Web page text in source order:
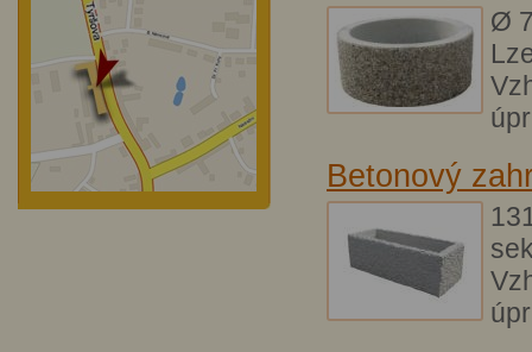
Ø
Betonový